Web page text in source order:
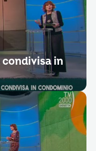
in